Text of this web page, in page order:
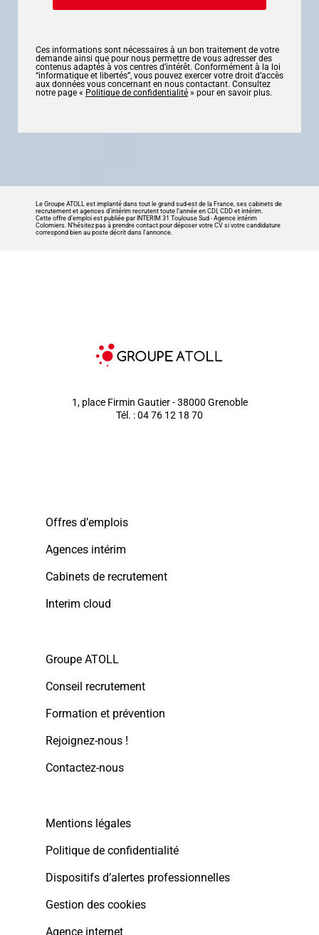
Ces informations sont nécessaires à un bon traitement de votre
demande ainsi que pour nous permettre de vous adresser des
contenus adaptés à vos centres d’intérêt. Conformément à la loi
“informatique et libertés”, vous pouvez exercer votre droit d’accès
aux données vous concernant en nous contactant. Consultez
notre page « Politique de confidentialité » pour en savoir plus.
Le Groupe ATOLL est implanté dans tout le grand sud-est de la France, ses cabinets de
recrutement et agences d’intérim recrutent toute l’année en CDI, CDD et intérim.
Cette offre d’emploi est publiée par INTERIM 31 Toulouse Sud -Agence intérim
Colomiers. N’hésitez pas à prendre contact pour déposer votre CV si votre candidature
correspond bien au poste décrit dans l'annonce.
1, place Firmin Gautier - 38000 Grenoble
Tél. : 04 76 12 18 70
Offres d’emplois
Agences intérim
Cabinets de recrutement
Interim cloud
Groupe ATOLL
Conseil recrutement
Formation et prévention
Rejoignez-nous !
Contactez-nous
Mentions légales
Politique de confidentialité
Dispositifs d’alertes professionnelles
Gestion des cookies
Agence internet